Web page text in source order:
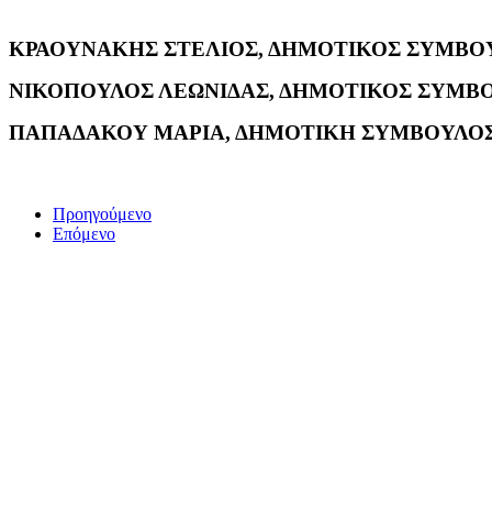
ΚΡΑΟΥΝΑΚΗΣ ΣΤΕΛΙΟΣ, ΔΗΜΟΤΙΚΟΣ
ΝΙΚΟΠΟΥΛΟΣ ΛΕΩΝΙΔΑΣ, ΔΗΜΟΤΙΚΟΣ
ΠΑΠΑΔΑΚΟΥ ΜΑΡΙΑ, ΔΗΜΟΤΙΚΗ
Προηγούμενο
Επόμενο